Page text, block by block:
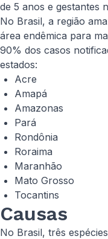
de 5 anos e gestantes
No Brasil, a região
área endêmica para
90% dos casos
estados:
Acre
Amapá
Amazonas
Pará
Rondônia
Roraima
Maranhão
Mato Grosso
Tocantins
Causas
No Brasil, três